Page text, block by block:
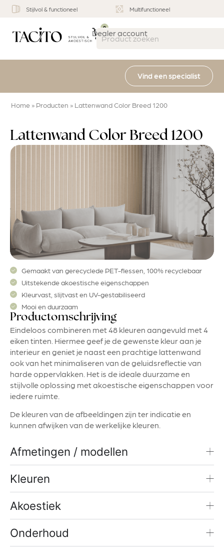
Stijlvol & functioneel Multifunctioneel
Dealer account
0
Vind een specialist
Home » Producten » Lattenwand Color Breed 1200
Lattenwand Color Breed 1200
Gemaakt van gerecyclede PET-flessen, 100% recyclebaar
Uitstekende akoestische eigenschappen
Kleurvast, slijtvast en UV-gestabiliseerd
Mooi en duurzaam
Productomschrijving
Eindeloos combineren met 48 kleuren aangevuld met 4
eiken tinten. Hiermee geef je de gewenste kleur aan je
interieur en geniet je naast een prachtige lattenwand
ook van het minimaliseren van de geluidsreflectie van
harde oppervlakken. Het is de ideale duurzame en
stijlvolle oplossing met akoestische eigenschappen voor
iedere ruimte.
De kleuren van de afbeeldingen zijn ter indicatie en
kunnen afwijken van de werkelijke kleuren.
Afmetingen / modellen
Kleuren
Akoestiek
Onderhoud